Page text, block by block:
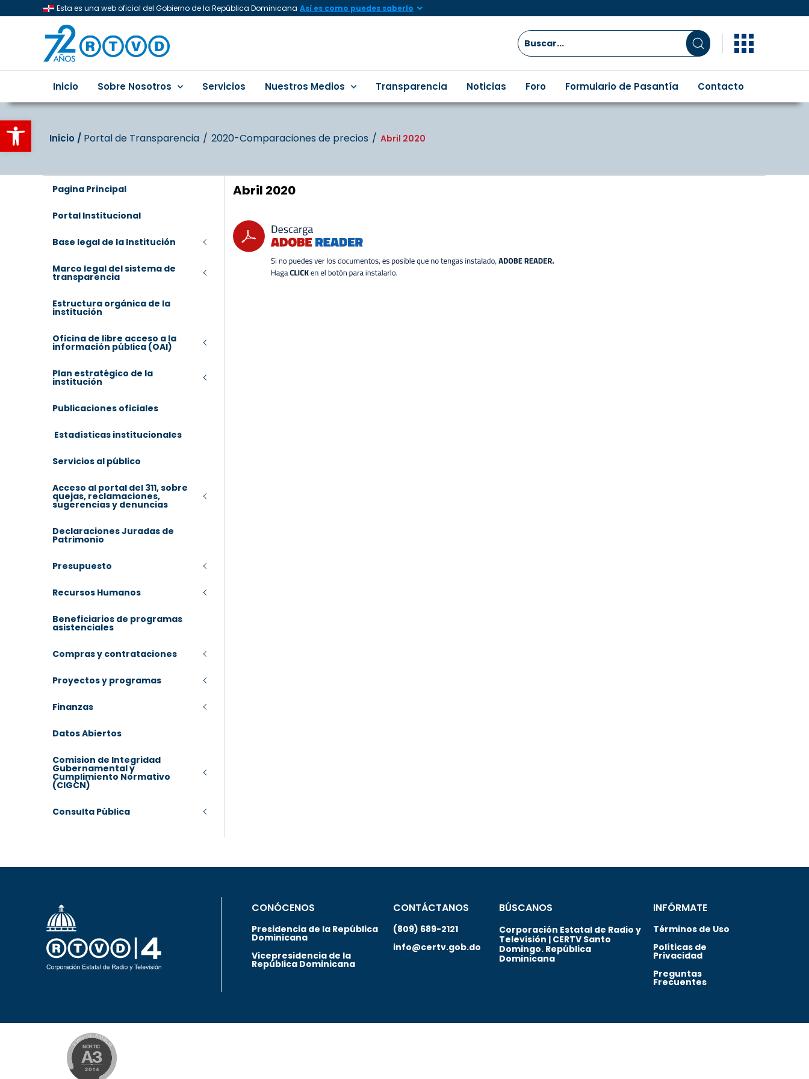
Abrir barra de herramientas
Esta es una web oficial del Gobierno de la República Dominicana Así es como puedes saberlo
Inicio Sobre Nosotros Servicios Nuestros Medios Transparencia Noticias Foro Formulario de Pasantía Contacto
Inicio‎‎ /‎ ‎ Portal de Transparencia 2020-Comparaciones de precios Abril 2020
Pagina Principal
Portal Institucional
Base legal de la Institución
Marco legal del sistema de
transparencia
Estructura orgánica de la
institución
Oficina de libre acceso a la
información pública (OAI)
Plan estratégico de la
institución
Publicaciones oficiales
Estadísticas institucionales
Servicios al público
Acceso al portal del 311, sobre
quejas, reclamaciones,
sugerencias y denuncias
Declaraciones Juradas de
Patrimonio
Presupuesto
Recursos Humanos
Beneficiarios de programas
asistenciales
Compras y contrataciones
Proyectos y programas
Finanzas
Datos Abiertos
Comision de Integridad
Gubernamental y
Cumplimiento Normativo
(CIGCN)
Consulta Pública
Abril 2020
CONÓCENOS
Presidencia de la República
Dominicana
Vicepresidencia de la
República Dominicana
CONTÁCTANOS
(809) 689-2121
info@certv.gob.do
BÚSCANOS
Corporación Estatal de Radio y
Televisión | CERTV Santo
Domingo. República
Dominicana
INFÓRMATE
Términos de Uso
Políticas de
Privacidad
Preguntas
Frecuentes